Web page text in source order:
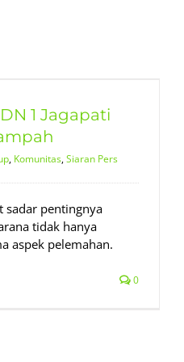
1 Jagapati
, Komunitas,Siaran Pers
sadar pentingnya
tidak hanya
aspek pelemahan.
0